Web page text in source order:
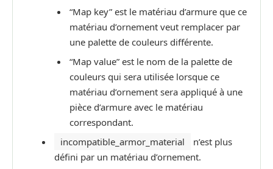
“Map key” est le matériau d’armure que ce
matériau d’ornement veut remplacer par
une palette de couleurs différente.
“Map value” est le nom de la palette de
couleurs qui sera utilisée lorsque ce
matériau d’ornement sera appliqué à une
pièce d’armure avec le matériau
correspondant.
incompatible_armor_material
n’est plus
défini par un matériau d’ornement.